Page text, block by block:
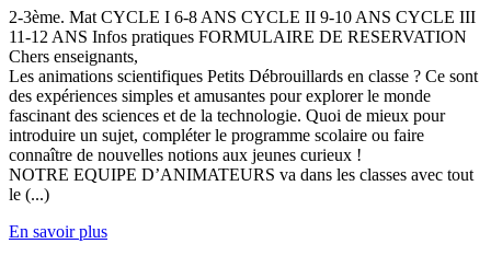
2-3ème. Mat CYCLE I 6-8 ANS CYCLE II 9-10 ANS CYCLE III
11-12 ANS Infos pratiques FORMULAIRE DE RESERVATION
Chers enseignants,
Les animations scientifiques Petits Débrouillards en classe ? Ce sont
des expériences simples et amusantes pour explorer le monde
fascinant des sciences et de la technologie. Quoi de mieux pour
introduire un sujet, compléter le programme scolaire ou faire
connaître de nouvelles notions aux jeunes curieux !
NOTRE EQUIPE D’ANIMATEURS va dans les classes avec tout
le (...)
En savoir plus